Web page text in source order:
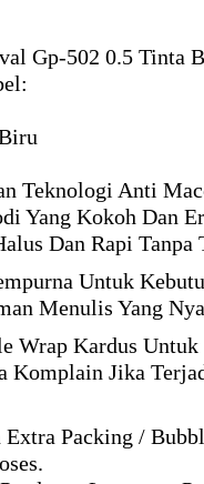
Gp-502 0.5
Teknologi Anti
Yang Kokoh Dan
Dan Rapi
Untuk
Menulis Yang
Wrap Kardus
Jika
Packing /